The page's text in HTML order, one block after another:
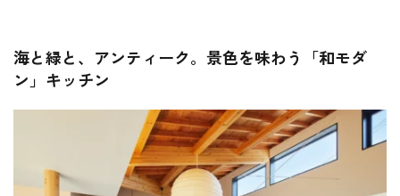
海と緑と、アンティーク。景色を味わう「和モダ
ン」キッチン